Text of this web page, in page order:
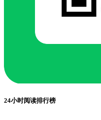
24小时阅读排行榜